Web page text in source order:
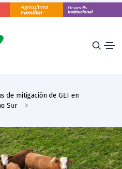
de mitigación de GEI en
Sur